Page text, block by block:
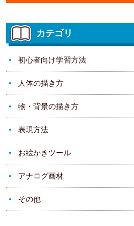
カテゴリ
初心者向け学習方法
人体の描き方
物・背景の描き方
表現方法
お絵かきツール
アナログ画材
その他